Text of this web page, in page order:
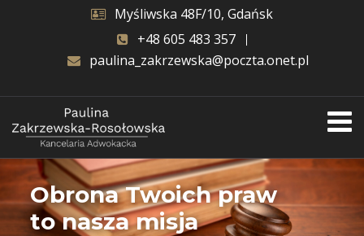
Myśliwska 48F/10, Gdańsk
+48 605 483 357
paulina_zakrzewska@poczta.onet.pl
Obrona Twoich praw
to nasza misja